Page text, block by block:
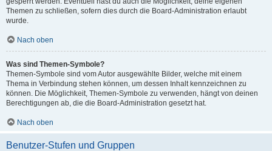
Themen zu schließen, sofern dies durch die Board-Administration erlaubt
wurde.
Nach oben
Was sind Themen-Symbole?
Themen-Symbole sind vom Autor ausgewählte Bilder, welche mit einem
Thema in Verbindung stehen können, um dessen Inhalt kennzeichnen zu
können. Die Möglichkeit, Themen-Symbole zu verwenden, hängt von deinen
Berechtigungen ab, die die Board-Administration gesetzt hat.
Nach oben
Benutzer-Stufen und Gruppen